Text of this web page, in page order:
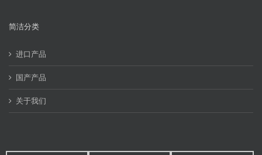
简洁分类
进口产品
国产产品
关于我们